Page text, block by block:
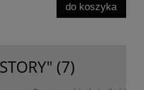
do koszyka
(7)